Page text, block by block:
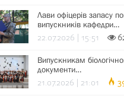
Лави офіцерів запасу
випускників кафедри…
22.07.2026 | 15:51
Випускникам
документи…
21.07.2026 | 21:01